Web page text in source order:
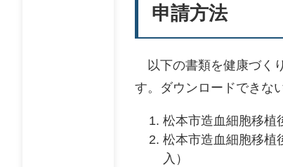
申請方法
以下の書類を健康づく
す。ダウンロードできな
松本市造血細胞移植
松本市造血細胞移植
入）